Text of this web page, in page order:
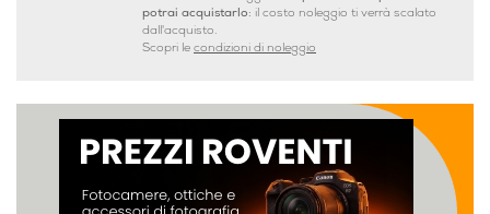
potrai acquistarlo: il costo noleggio ti verrà scalato
dall'acquisto.
Scopri le condizioni di noleggio